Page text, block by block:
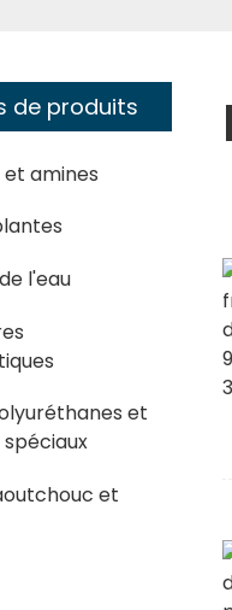
de produits
amines
l'eau
et
et